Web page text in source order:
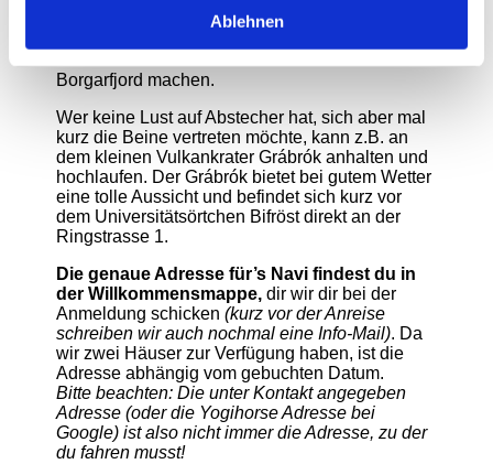
Ablehnen
und wer es gemütlich nehmen und noch etwas
Borgarfjord machen.
Wer keine Lust auf Abstecher hat, sich aber mal
kurz die Beine vertreten möchte, kann z.B. an
dem kleinen Vulkankrater Grábrók anhalten und
hochlaufen. Der Grábrók bietet bei gutem Wetter
eine tolle Aussicht und befindet sich kurz vor
dem Universitätsörtchen Bifröst direkt an der
Ringstrasse 1. ​
Die genaue Adresse für’s Navi findest du in
der Willkommensmappe, dir wir dir bei der
Anmeldung schicken (kurz vor der Anreise
schreiben wir auch nochmal eine Info-Mail). Da
wir zwei Häuser zur Verfügung haben, ist die
Adresse abhängig vom gebuchten Datum.
Bitte beachten: Die unter Kontakt angegeben
Adresse (oder die Yogihorse Adresse bei
Google) ist also nicht immer die Adresse, zu der
du fahren musst!